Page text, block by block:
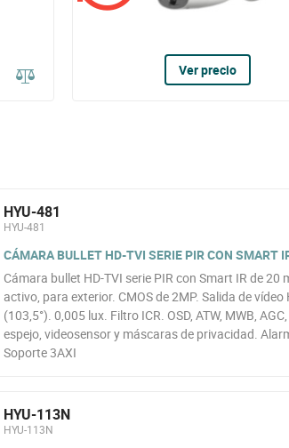
Ver precio
HYU-481
HYU-481
CÁMARA BULLET HD-TVI SERIE PIR CON SMART
Cámara bullet HD-TVI serie PIR con Smart IR de
activo, para exterior. CMOS de 2MP. Salida de
(103,5°). 0,005 lux. Filtro ICR. OSD, ATW, MWB,
espejo, videosensor y máscaras de privacidad.
Soporte 3AXI
HYU-113N
HYU-113N